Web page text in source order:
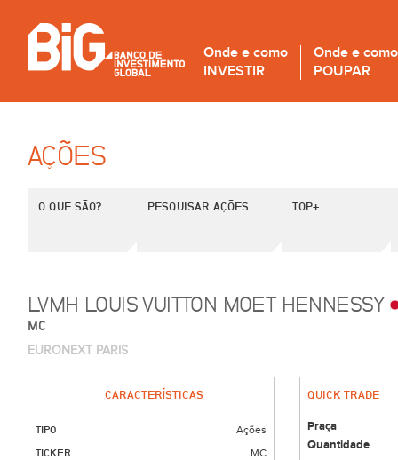
Onde e como
INVESTIR
Onde e como
POUPAR
AÇÕES
O QUE SÃO? PESQUISAR AÇÕES TOP+
LVMH LOUIS VUITTON MOET HENNESSY
MC
EURONEXT PARIS
CARACTERÍSTICAS
TIPO Ações
TICKER MC
QUICK TRADE
Praça
Quantidade